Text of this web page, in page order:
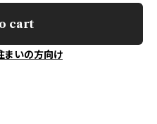
cart
まいの方向け